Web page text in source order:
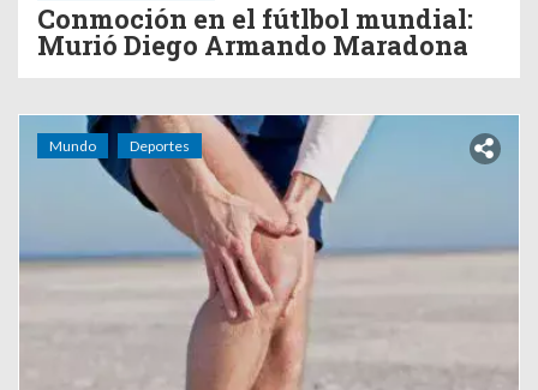
Conmoción en el fútlbol mundial:
Murió Diego Armando Maradona
Mundo Deportes